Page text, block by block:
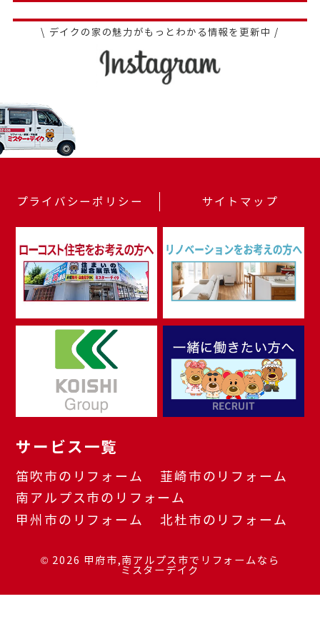
\ デイクの家の魅力がもっとわかる情報を更新中 /
プライバシーポリシー サイトマップ
サービス一覧
笛吹市のリフォーム
韮崎市のリフォーム
南アルプス市のリフォーム
甲州市のリフォーム
北杜市のリフォーム
© 2026 甲府市,南アルプス市でリフォームなら
ミスターデイク